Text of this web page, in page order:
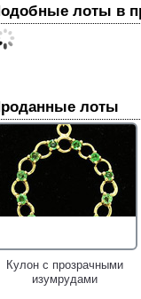
Подобные лоты в
Проданные лоты
Кулон с прозрачными
изумрудами